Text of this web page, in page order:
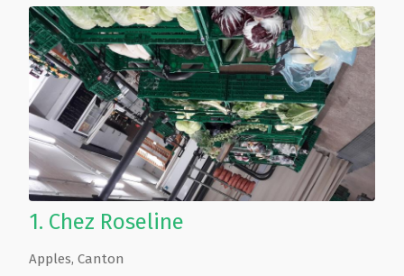
1. Chez Roseline
Apples, Canton